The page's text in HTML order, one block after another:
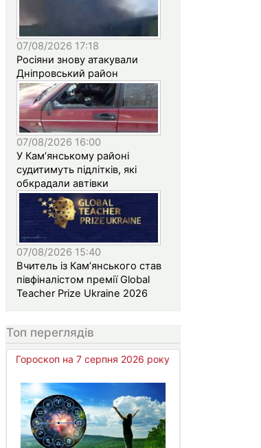
07/08/2026 17:18
Росіяни знову атакували
Дніпровський район
07/08/2026 16:00
У Кам’янському районі
судитимуть підлітків, які
обкрадали автівки
07/08/2026 15:40
Вчитель із Кам’янського став
півфіналістом премії Global
Teacher Prize Ukraine 2026
Топ переглядів
Гороскоп на 7 серпня 2026 року